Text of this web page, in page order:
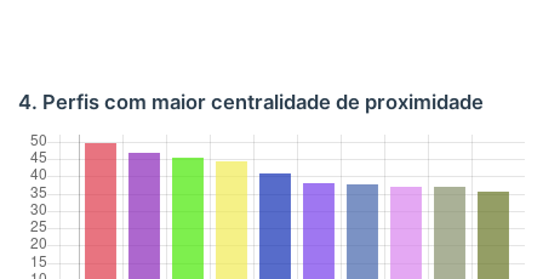
4. Perfis com maior centralidade de proximidade